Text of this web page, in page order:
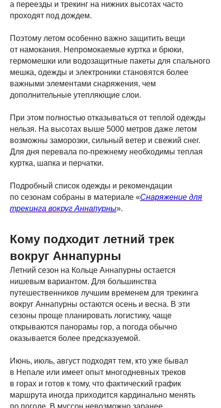
а переезды и трекинг на нижних высотах часто
проходят под дождем.
Поэтому летом особенно важно защитить вещи
от намокания. Непромокаемые куртка и брюки,
гермомешки или водозащитные пакеты для спального
мешка, одежды и электроники становятся более
важными элементами снаряжения, чем
дополнительные утепляющие слои.
При этом полностью отказываться от теплой одежды
нельзя. На высотах выше 5000 метров даже летом
возможны заморозки, сильный ветер и свежий снег.
Для дня перевала по-прежнему необходимы теплая
куртка, шапка и перчатки.
Подробный список одежды и рекомендации
по сезонам собраны в материале «Снаряжение для
трекинга вокруг Аннапурны».
Кому подходит летний трек
вокруг Аннапурны
Летний сезон на Кольце Аннапурны остается
нишевым вариантом. Для большинства
путешественников лучшим временем для трекинга
вокруг Аннапурны остаются осень и весна. В эти
сезоны проще планировать логистику, чаще
открываются панорамы гор, а погода обычно
оказывается более предсказуемой.
Июнь, июль, август подходят тем, кто уже бывал
в Непале или имеет опыт многодневных треков
в горах и готов к тому, что фактический график
маршрута иногда приходится кардинально менять
по погоде. В муссон невозможно заранее
Перейти >
баз. лагерь
эвереста
30 окт. – 13 ноября 2026
Перейти >
вокруг
манаслу
16–29 ноября 2026
Перейти >
Смотреть еще >
+7 (985) 401-72-46
info@mountainquestexpeditions.com